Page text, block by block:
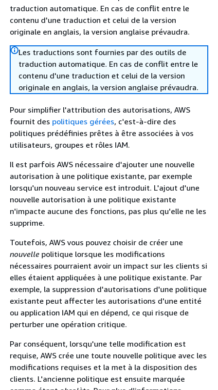
traduction automatique. En cas de conflit entre le
contenu d'une traduction et celui de la version
originale en anglais, la version anglaise prévaudra.
Les traductions sont fournies par des outils de
traduction automatique. En cas de conflit entre le
contenu d'une traduction et celui de la version
originale en anglais, la version anglaise prévaudra.
Pour simplifier l'attribution des autorisations, AWS
fournit des politiques gérées, c'est-à-dire des
politiques prédéfinies prêtes à être associées à vos
utilisateurs, groupes et rôles IAM.
Il est parfois AWS nécessaire d'ajouter une nouvelle
autorisation à une politique existante, par exemple
lorsqu'un nouveau service est introduit. L'ajout d'une
nouvelle autorisation à une politique existante
n'impacte aucune des fonctions, pas plus qu'elle ne les
supprime.
Toutefois, AWS vous pouvez choisir de créer une
nouvelle politique lorsque les modifications
nécessaires pourraient avoir un impact sur les clients si
elles étaient appliquées à une politique existante. Par
exemple, la suppression d'autorisations d'une politique
existante peut affecter les autorisations d'une entité
ou application IAM qui en dépend, ce qui risque de
perturber une opération critique.
Par conséquent, lorsqu'une telle modification est
requise, AWS crée une toute nouvelle politique avec les
modifications requises et la met à la disposition des
clients. L'ancienne politique est ensuite marquée